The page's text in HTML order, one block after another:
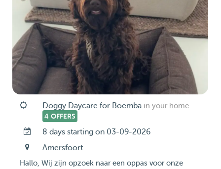
Doggy Daycare for Boemba in your home
4 OFFERS
8 days starting on 03-09-2026
Amersfoort
Hallo, Wij zijn opzoek naar een oppas voor onze